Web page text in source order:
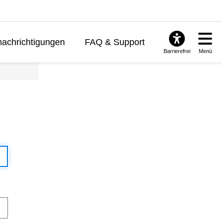
FAQ & Support
Barrierefrei Menü